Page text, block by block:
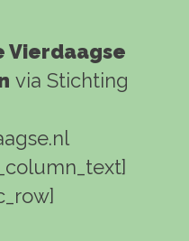
via Stichting